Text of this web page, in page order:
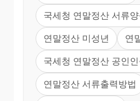
국세청 연말정산 서류양
연말정산 미성년 연
국세청 연말정산 공인인
연말정산 서류출력방법